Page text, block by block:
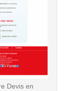
Devis en